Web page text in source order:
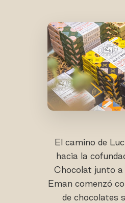
El camino de
hacia la
Chocolat junto a
Eman comenzó
de chocolates